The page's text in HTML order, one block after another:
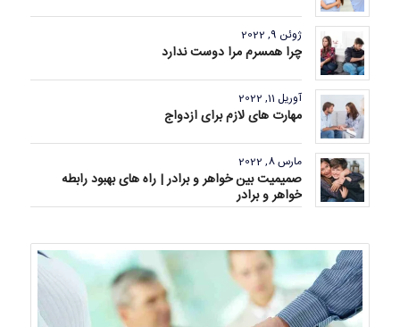
ژوئن 9, 2022
چرا همسرم مرا دوست ندارد
آوریل 11, 2022
مهارت های لازم برای ازدواج
مارس 8, 2022
صمیمیت بین خواهر و برادر | راه های بهبود رابطه
خواهر و برادر